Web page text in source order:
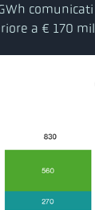
a € 170